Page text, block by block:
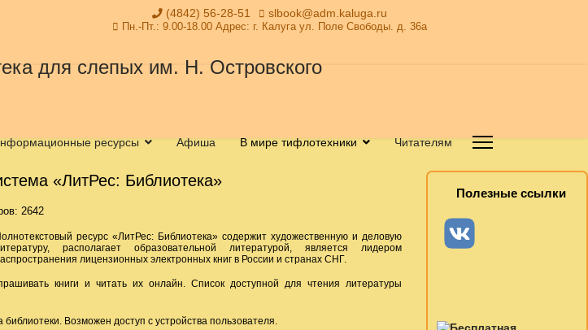
(4842) 56-28-51 slbook@adm.kaluga.ru
Пн.-Пт.: 9.00-18.00 Адрес: г. Калуга ул. Поле Свободы. д. 36а
ресурсы Афиша В мире тифлотехники Читателям
«ЛитРес: Библиотека»
2642
ресурс «ЛитРес: Библиотека» содержит художественную и деловую
располагает образовательной литературой, является лидером
лицензионных электронных книг в России и странах СНГ.
книги и читать их онлайн. Список доступной для чтения литературы
Возможен доступ с устройства пользователя.
Полезные ссылки